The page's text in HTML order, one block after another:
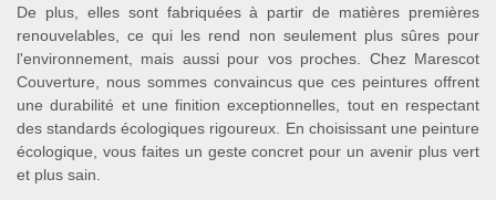
De plus, elles sont fabriquées à partir de matières premières
renouvelables, ce qui les rend non seulement plus sûres pour
l'environnement, mais aussi pour vos proches. Chez Marescot
Couverture, nous sommes convaincus que ces peintures offrent
une durabilité et une finition exceptionnelles, tout en respectant
des standards écologiques rigoureux. En choisissant une peinture
écologique, vous faites un geste concret pour un avenir plus vert
et plus sain.